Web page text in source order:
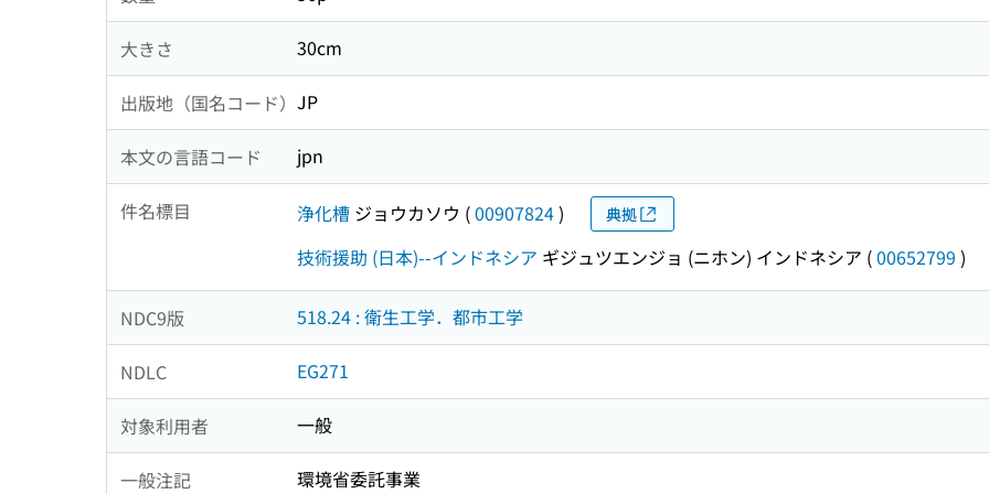
大きさ 30cm
出版地（国名コード） JP
本文の言語コード jpn
件名標目 浄化槽 ジョウカソウ (00907824) 典拠
技術援助 (日本)--インドネシア ギジュツエンジョ (ニホン) インドネシア (00652799 )
NDC9版 518.24 : 衛生工学．都市工学
NDLC EG271
対象利用者 一般
一般注記 環境省委託事業